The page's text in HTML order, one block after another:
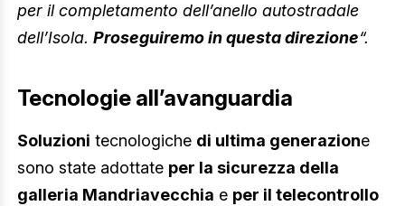
per il completamento dell’anello autostradale
dell’Isola. Proseguiremo in questa direzione“.
Tecnologie all’avanguardia
Soluzioni tecnologiche di ultima generazione
sono state adottate per la sicurezza della
galleria Mandriavecchia e per il telecontrollo